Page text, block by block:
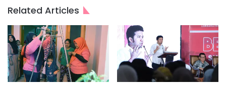
Related Articles